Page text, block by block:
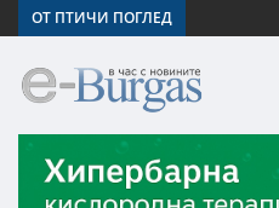
ОТ ПТИЧИ ПОГЛЕД